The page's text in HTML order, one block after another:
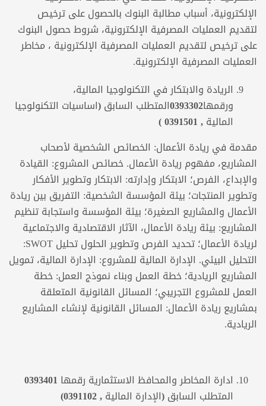
الإلكترونية، أسباب مطالبة البنوك بالحصول على ترخيص
لتقديم العمليات المصرفية الإلكترونية، شروط حصول البنوك
على ترخيص لتقديم العمليات المصرفية الإلكترونية ، مخاطر
العمليات المصرفية الإلكترونية.
الريادة والابتكار في التكنولوجيا المالية،
ورقمها
0393302المتطلب السابق (اساسيات التكنولوجيا
المالية , 0391501
)
مقدمة في ريادة الأعمال: الخصائص الشخصية لأصحاب
المشاريع، مفهوم ريادة الأعمال. خصائص المشروع: القيادة
والإبداع، الفرص؛ الابتكار وإدارته: الابتكار وتطوير الأفكار
وتطوير المنتجات؛ بيئة المؤسسة الشخصية: التفريق بين ريادة
الأعمال والمشاريع الصغيرة؛ بيئة المؤسسة واستجابة تنظيم
المشاريع: بيئة ريادة الأعمال، الآثار الاقتصادية والاجتماعية
لريادة الأعمال؛ تحديد الفرص وتطوير الحلول تحليل SWOT:
التحليل البيئي. الإدارة المالية للمشروع: الإدارة المالية، تمويل
المشاريع الريادية؛ خطة العمل وبناء نموذج العمل: خطة
العمل للمشروع التجريبي؛ المسائل القانونية المتعلقة
بمشاريع ريادة الأعمال: المسائل القانونية لإنشاء المشاريع
الريادية.
ادارة المخاطر والمحافظ الاستثمارية رقمها 0393401
المتطلب السابق (الإدارة المالية , 0391102)